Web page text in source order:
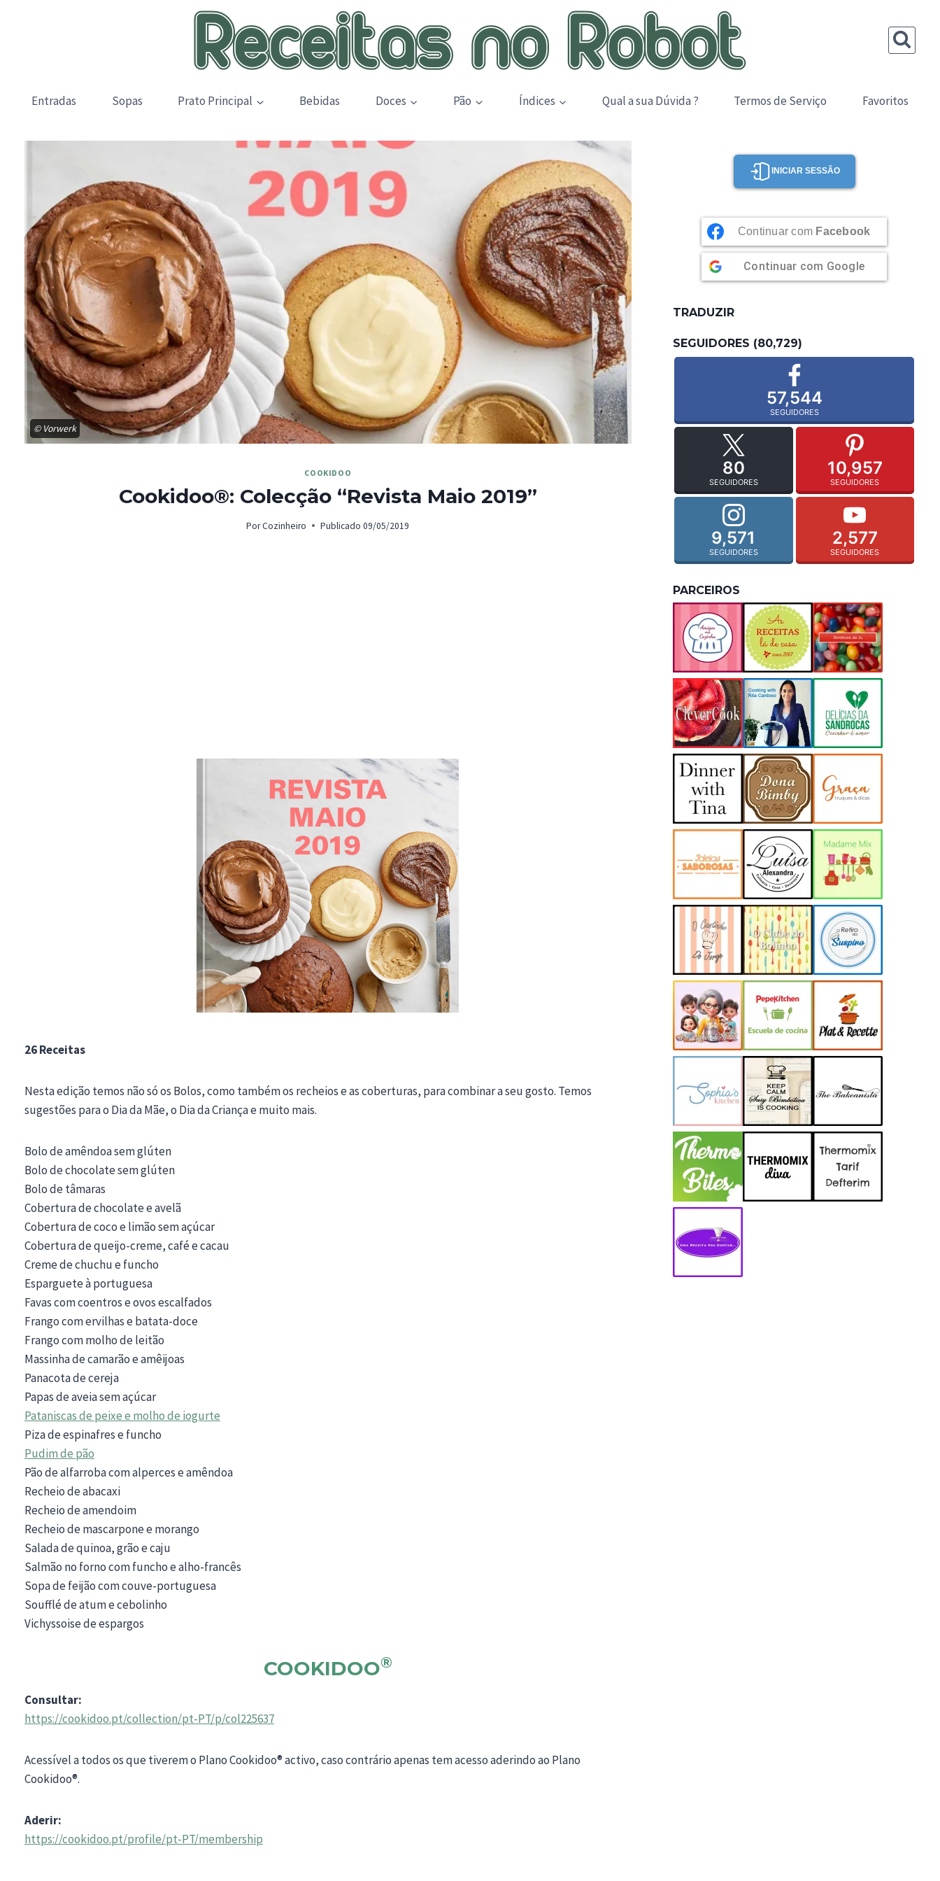
Entradas Sopas Prato Principal Bebidas Doces Pão Índices Qual a sua Dúvida ? Termos de Serviço Favoritos
© Vorwerk
COOKIDOO
Cookidoo®: Colecção “Revista Maio 2019”
PorCozinheiro Publicado 09/05/2019
26 Receitas
Nesta edição temos não só os Bolos, como também os recheios e as coberturas, para combinar a seu gosto. Temos
sugestões para o Dia da Mãe, o Dia da Criança e muito mais.
Bolo de amêndoa sem glúten
Bolo de chocolate sem glúten
Bolo de tâmaras
Cobertura de chocolate e avelã
Cobertura de coco e limão sem açúcar
Cobertura de queijo-creme, café e cacau
Creme de chuchu e funcho
Esparguete à portuguesa
Favas com coentros e ovos escalfados
Frango com ervilhas e batata-doce
Frango com molho de leitão
Massinha de camarão e amêijoas
Panacota de cereja
Papas de aveia sem açúcar
Pataniscas de peixe e molho de iogurte
Piza de espinafres e funcho
Pudim de pão
Pão de alfarroba com alperces e amêndoa
Recheio de abacaxi
Recheio de amendoim
Recheio de mascarpone e morango
Salada de quinoa, grão e caju
Salmão no forno com funcho e alho-francês
Sopa de feijão com couve-portuguesa
Soufflé de atum e cebolinho
Vichyssoise de espargos
COOKIDOO®
Consultar:
https://cookidoo.pt/collection/pt-PT/p/col225637
Acessível a todos os que tiverem o Plano Cookidoo® activo, caso contrário apenas tem acesso aderindo ao Plano
Cookidoo®.
Aderir:
https://cookidoo.pt/profile/pt-PT/membership
INICIAR SESSÃO
Continuar com Facebook
Continuar com Google
TRADUZIR
SEGUIDORES (80,729)
57,544
SEGUIDORES
80
SEGUIDORES
10,957
SEGUIDORES
9,571
SEGUIDORES
2,577
SEGUIDORES
PARCEIROS